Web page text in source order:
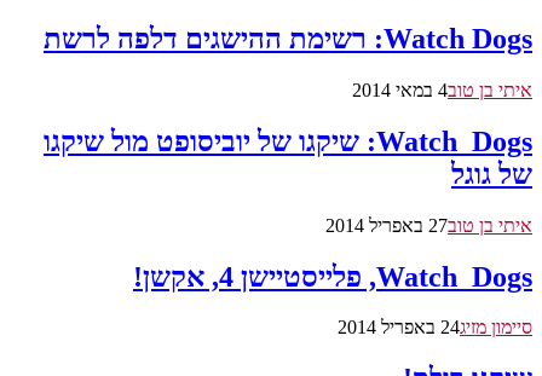
Watch Dogs: רשימת ההישגים דלפה לרשת
איתי בן טוב4 במאי 2014
Watch_Dogs: שיקגו של יוביסופט מול שיקגו
של גוגל
איתי בן טוב27 באפריל 2014
Watch_Dogs, פלייסטיישן 4, אקשן!
סיימון מזיג24 באפריל 2014